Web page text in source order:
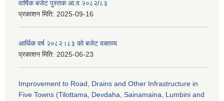
वार्षिक बजेट पुस्तक आ.व २०८२/८३
प्रकाशन मिति: 2025-09-16
आर्थिक वर्ष २०८२।८३ को बजेट वक्तव्य
प्रकाशन मिति: 2025-06-23
Improvement to Road, Drains and Other Infrastructure in
Five Towns (Tilottama, Devdaha, Sainamaina, Lumbini and